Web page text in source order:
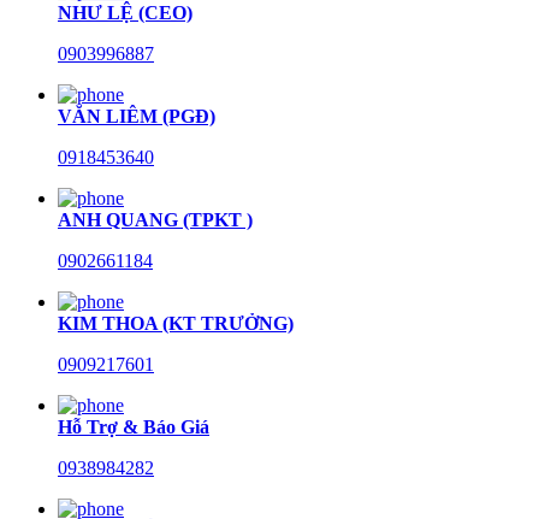
NHƯ LỆ (CEO)
0903996887
VĂN LIÊM (PGĐ)
0918453640
ANH QUANG (TPKT )
0902661184
KIM THOA (KT TRƯỞNG)
0909217601
Hỗ Trợ & Báo Giá
0938984282